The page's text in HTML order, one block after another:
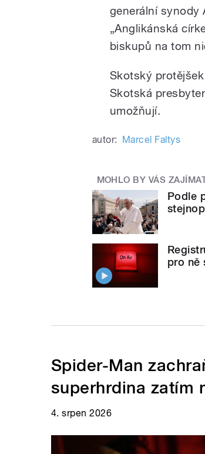
generální synody
„Anglikánská
biskupů na tom
Skotský
Skotská
umožňují.
autor: Marcel Faltys
MOHLO BY VÁS
Podle
pro ně
Spider-Man
superhrdina zatím
4. srpen 2026